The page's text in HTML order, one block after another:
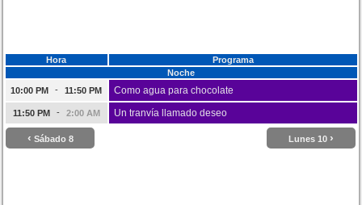
Hora
Programa
Noche
10:00 PM
- 11:50 PM Como agua para chocolate
11:50 PM - 2:00 AM Un tranvía llamado deseo
‹ Sábado 8 Lunes 10 ›